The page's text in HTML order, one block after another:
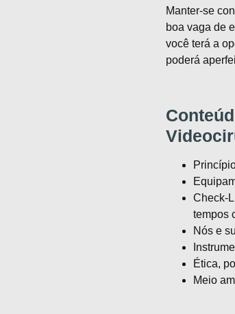
Manter-se
boa vaga de
você terá a
poderá
Check-
tempos
Nós e
Ética,
Meio